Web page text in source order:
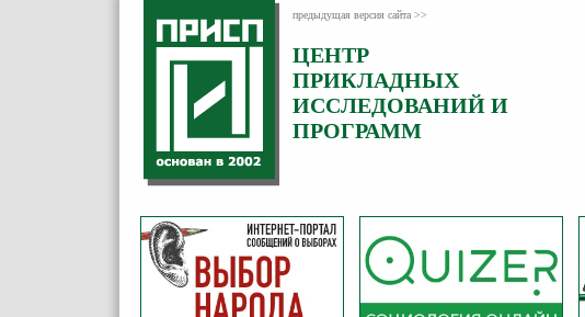
предыдущая версия сайта >>
ЦЕНТР
ПРИКЛАДНЫХ
ИССЛЕДОВАНИЙ И
ПРОГРАММ